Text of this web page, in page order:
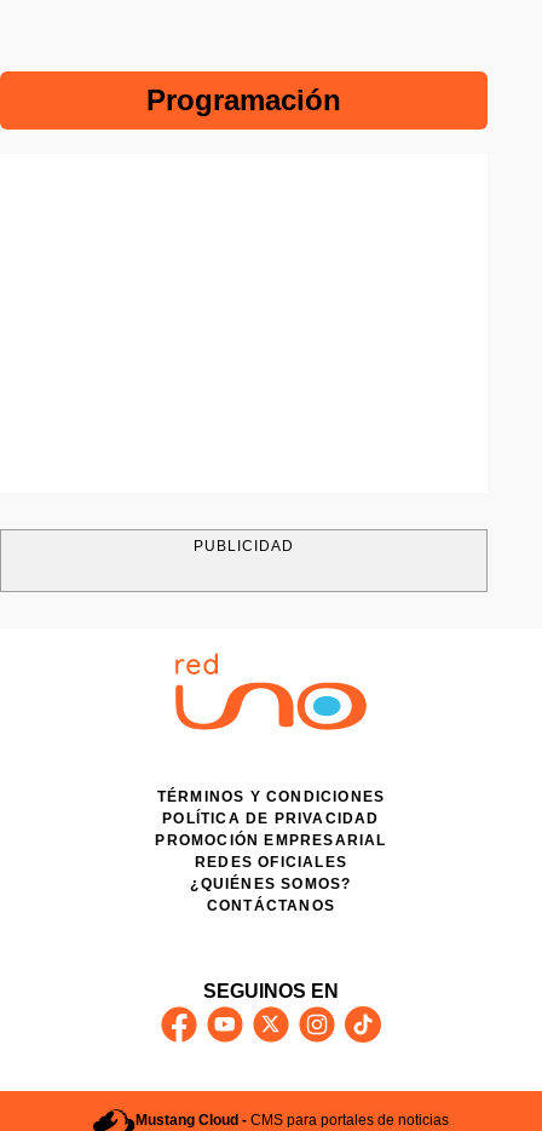
Programación
PUBLICIDAD
TÉRMINOS Y CONDICIONES
POLÍTICA DE PRIVACIDAD
PROMOCIÓN EMPRESARIAL
REDES OFICIALES
¿QUIÉNES SOMOS?
CONTÁCTANOS
SEGUINOS EN
Mustang Cloud -CMS para portales de noticias